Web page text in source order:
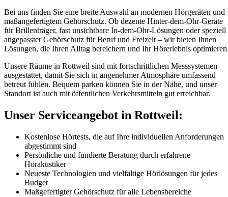
Bei uns finden Sie eine breite Auswahl an modernen Hörgeräten und
maßangefertigtem Gehörschutz. Ob dezente Hinter-dem-Ohr-Geräte
für Brillenträger, fast unsichtbare In-dem-Ohr-Lösungen oder speziell
angepasster Gehörschutz für Beruf und Freizeit – wir bieten Ihnen
Lösungen, die Ihren Alltag bereichern und Ihr Hörerlebnis
Unsere Räume in Rottweil sind mit fortschrittlichen Messsystemen
ausgestattet, damit Sie sich in angenehmer Atmosphäre umfassend
betreut fühlen. Bequem parken können Sie in der Nähe, und unser
Standort ist auch mit öffentlichen Verkehrsmitteln gut erreichbar.
Unser Serviceangebot in Rottweil:
Kostenlose Hörtests, die auf Ihre individuellen Anforderungen
abgestimmt sind
Persönliche und fundierte Beratung durch erfahrene
Hörakustiker
Neueste Technologien und vielfältige Hörlösungen für jedes
Budget
Maßgefertigter Gehörschutz für alle Lebensbereiche